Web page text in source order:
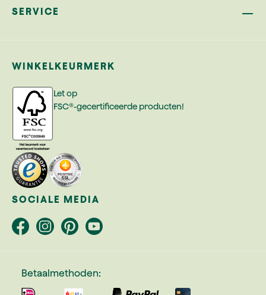
SERVICE
WINKELKEURMERK
Let op
FSC®-gecertificeerde producten!
SOCIALE MEDIA
Betaalmethoden: